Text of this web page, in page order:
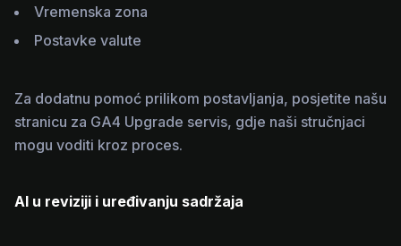
Vremenska zona
Postavke valute
Za dodatnu pomoć prilikom postavljanja, posjetite našu
stranicu za GA4 Upgrade servis, gdje naši stručnjaci
mogu voditi kroz proces.
AI u reviziji i uređivanju sadržaja